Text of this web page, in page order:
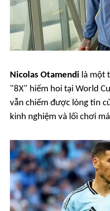
Nicolas Otamendi là một
"8X" hiếm hoi tại World
vẫn chiếm được lòng tin
kinh nghiệm và lối chơi